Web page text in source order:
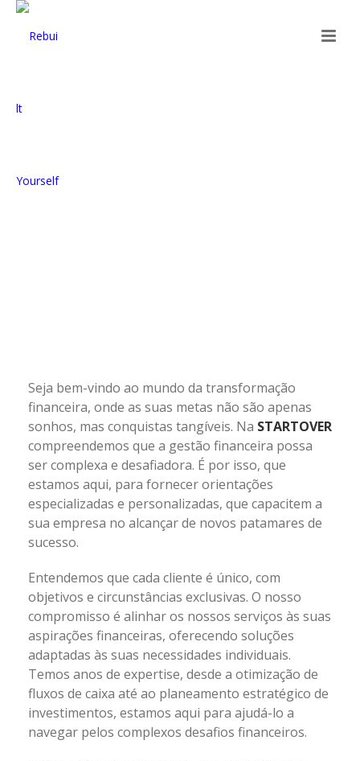
Seja bem-vindo ao mundo da transformação
financeira, onde as suas metas não são apenas
sonhos, mas conquistas tangíveis. Na STARTOVER
compreendemos que a gestão financeira possa
ser complexa e desafiadora. É por isso, que
estamos aqui, para fornecer orientações
especializadas e personalizadas, que capacitem a
sua empresa no alcançar de novos patamares de
sucesso.
Entendemos que cada cliente é único, com
objetivos e circunstâncias exclusivas. O nosso
compromisso é alinhar os nossos serviços às suas
aspirações financeiras, oferecendo soluções
adaptadas às suas necessidades individuais.
Temos anos de expertise, desde a otimização de
fluxos de caixa até ao planeamento estratégico de
investimentos, estamos aqui para ajudá-lo a
navegar pelos complexos desafios financeiros.